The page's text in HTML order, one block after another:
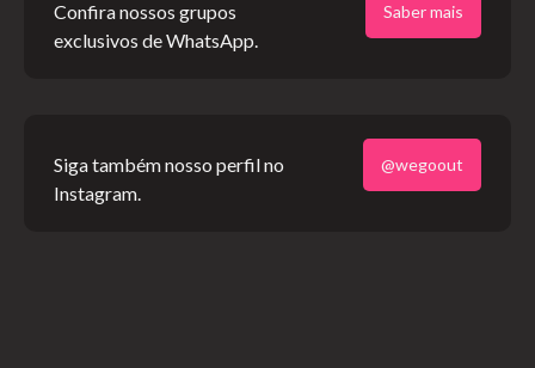
Mapa Rock in Rio 2024
Para o Rock in Rio 2026, o Gourmet Square terá curadoria
do chef Pedro Siqueira, do restaurante Sìsì. A área de
Confira nossos grupos
exclusivos de WhatsApp.
Saber mais
Siga também nosso perfil no
Instagram.
@wegoout